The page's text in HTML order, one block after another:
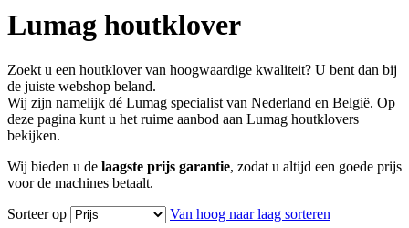
Lumag houtklover
Zoekt u een houtklover van hoogwaardige kwaliteit? U bent dan bij
de juiste webshop beland.
Wij zijn namelijk dé Lumag specialist van Nederland en België. Op
deze pagina kunt u het ruime aanbod aan Lumag houtklovers
bekijken.
Wij bieden u de laagste prijs garantie, zodat u altijd een goede prijs
voor de machines betaalt.
Sorteer op
Van hoog naar laag sorteren